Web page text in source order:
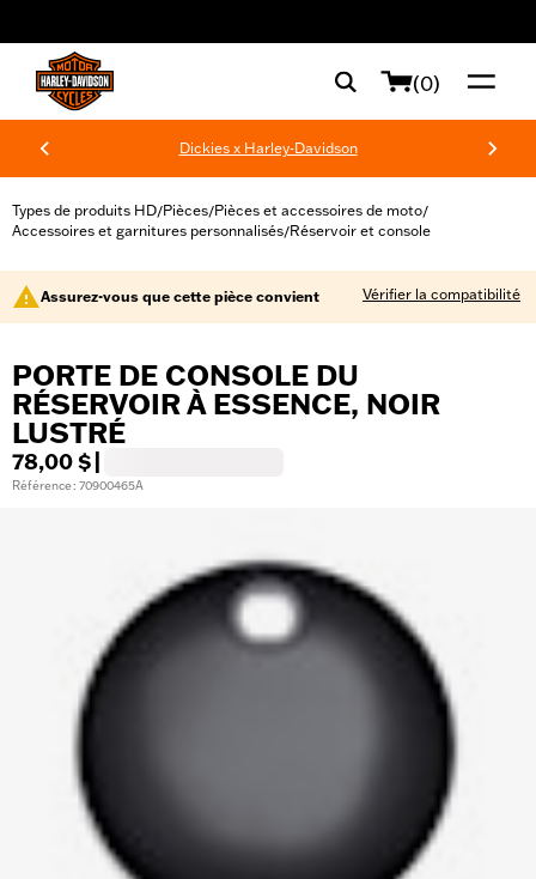
(0)
Dickies x Harley-Davidson
Types de produits HD/Pièces/Pièces et accessoires de moto/
Accessoires et garnitures personnalisés/Réservoir et console
Assurez-vous que cette pièce convient Vérifier la compatibilité
PORTE DE CONSOLE DU
RÉSERVOIR À ESSENCE, NOIR
LUSTRÉ
78,00 $
Référence : 70900465A